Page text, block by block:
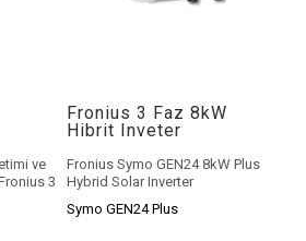
ve
3
Fronius 3 Faz 8kW
Hibrit Inveter
Fronius Symo GEN24 8kW Plus
Hybrid Solar Inverter
Symo GEN24 Plus